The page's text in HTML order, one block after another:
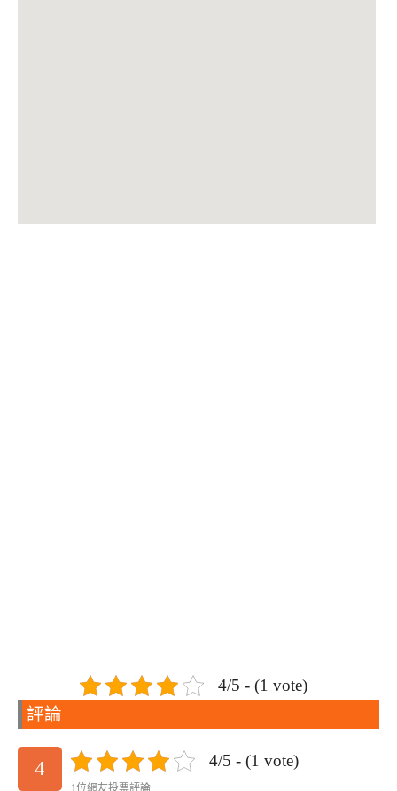
4/5 - (1 vote)
評論
4 4/5 - (1 vote)